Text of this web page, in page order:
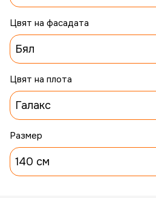
Цвят на фасадата
Бял
Цвят на плотa
Галакс
Размер
140 см